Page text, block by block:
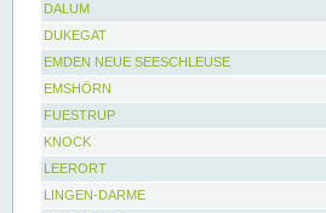
DALUM
DUKEGAT
EMDEN NEUE SEESCHLEUSE
EMSHÖRN
FUESTRUP
KNOCK
LEERORT
LINGEN-DARME